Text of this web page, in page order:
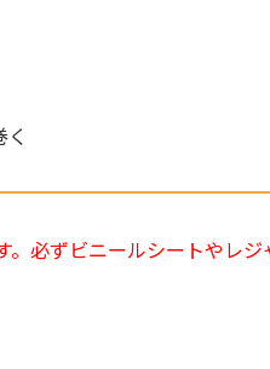
必ずビニールシートやレ